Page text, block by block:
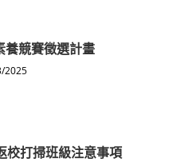
養競賽徵選計畫
2025
校打掃班級注意事項